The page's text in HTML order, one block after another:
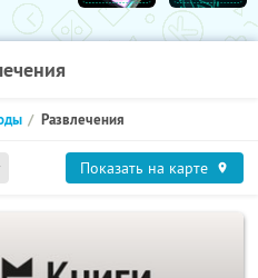
Развлечения
Показать на карте